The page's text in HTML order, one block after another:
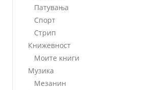
Патувања
Спорт
Стрип
Книжевност
Моите книги
Музика
Мезанин